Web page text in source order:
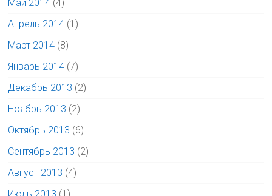
Май 2014 (4)
Апрель 2014 (1)
Март 2014 (8)
Январь 2014 (7)
Декабрь 2013 (2)
Ноябрь 2013 (2)
Октябрь 2013 (6)
Сентябрь 2013 (2)
Август 2013 (4)